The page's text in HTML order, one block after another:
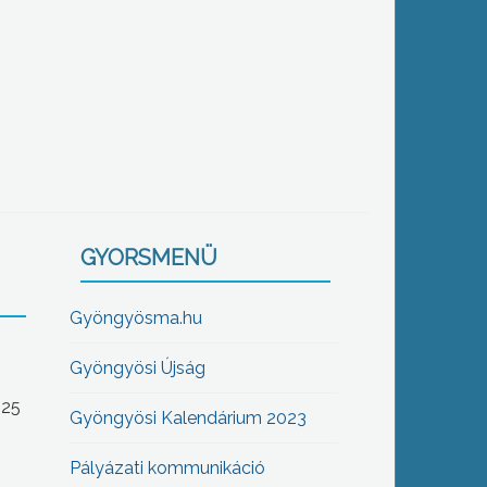
GYORSMENÜ
Gyöngyösma.hu
Gyöngyösi Újság
Gyöngyösi Kalendárium 2023
Pályázati kommunikáció